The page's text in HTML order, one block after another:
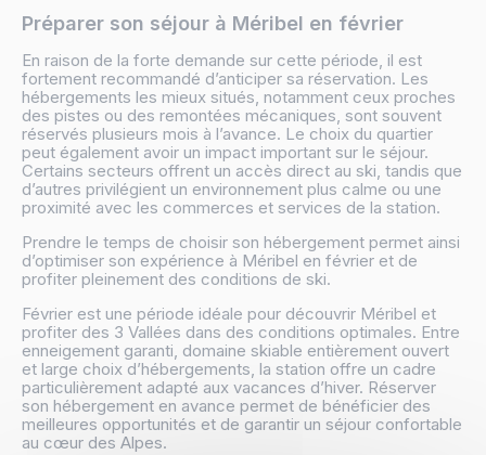
Préparer son séjour à Méribel en février
En raison de la forte demande sur cette période, il est
fortement recommandé d’anticiper sa réservation. Les
hébergements les mieux situés, notamment ceux proches
des pistes ou des remontées mécaniques, sont souvent
réservés plusieurs mois à l’avance. Le choix du quartier
peut également avoir un impact important sur le séjour.
Certains secteurs offrent un accès direct au ski, tandis que
d’autres privilégient un environnement plus calme ou une
proximité avec les commerces et services de la station.
Prendre le temps de choisir son hébergement permet ainsi
d’optimiser son expérience à Méribel en février et de
profiter pleinement des conditions de ski.
Février est une période idéale pour découvrir Méribel et
profiter des 3 Vallées dans des conditions optimales. Entre
enneigement garanti, domaine skiable entièrement ouvert
et large choix d’hébergements, la station offre un cadre
particulièrement adapté aux vacances d’hiver. Réserver
son hébergement en avance permet de bénéficier des
meilleures opportunités et de garantir un séjour confortable
au cœur des Alpes.